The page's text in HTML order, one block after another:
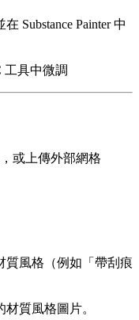
Substance Painter 中
具中微調
或上傳外部網格
質風格（例如「帶刮痕
材質風格圖片。